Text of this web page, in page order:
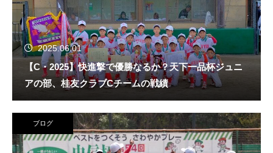
2025.06.01
【C・2025】快進撃で優勝なるか？天下一品杯ジュニ
アの部、桂友クラブCチームの戦績
ブログ